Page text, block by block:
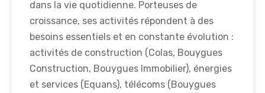
dans la vie quotidienne. Porteuses de
croissance, ses activités répondent à des
besoins essentiels et en constante évolution :
activités de construction (Colas, Bouygues
Construction, Bouygues Immobilier), énergies
et services (Equans), télécoms (Bouygues